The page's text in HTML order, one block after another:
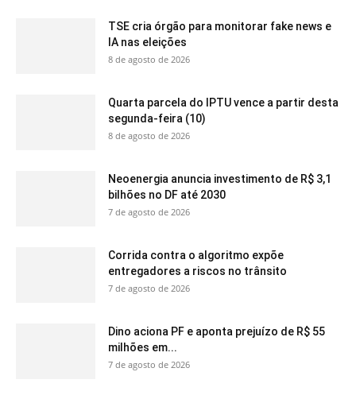
TSE cria órgão para monitorar fake news e
IA nas eleições
8 de agosto de 2026
Quarta parcela do IPTU vence a partir desta
segunda-feira (10)
8 de agosto de 2026
Neoenergia anuncia investimento de R$ 3,1
bilhões no DF até 2030
7 de agosto de 2026
Corrida contra o algoritmo expõe
entregadores a riscos no trânsito
7 de agosto de 2026
Dino aciona PF e aponta prejuízo de R$ 55
milhões em...
7 de agosto de 2026